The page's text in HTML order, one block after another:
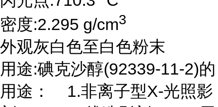
密度:2.295 g/cm3
外观灰白色至白色粉末
用途:碘克沙醇(92339-11-2)的
用途： 1.非离子型X-光照影